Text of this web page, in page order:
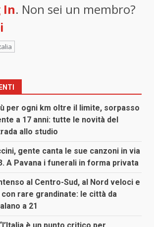
In. Non sei un membro?
per ogni km oltre il limite, sorpasso
a 17 anni: tutte le novità del
allo studio
gente canta le sue canzoni in via
A Pavana i funerali in forma privata
al Centro-Sud, al Nord veloci e
rare grandinate: le città da
a 21
è un punto critico per